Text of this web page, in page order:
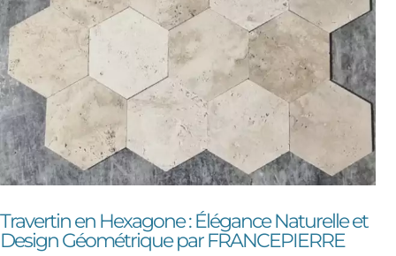
Travertin en Hexagone : Élégance Naturelle et
Design Géométrique par FRANCEPIERRE